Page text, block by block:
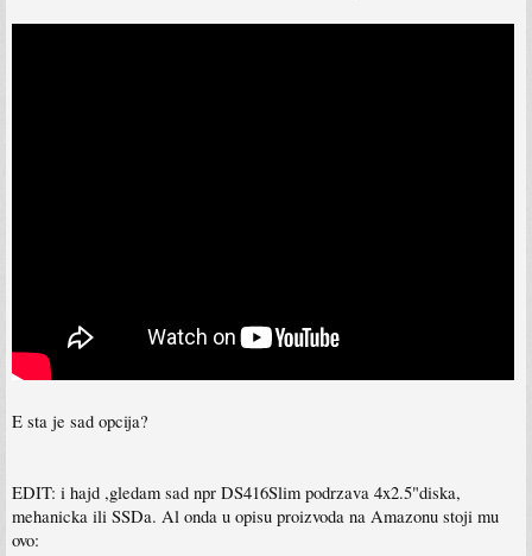
E sta je sad opcija?
EDIT: i hajd ,gledam sad npr DS416Slim podrzava 4x2.5"diska,
mehanicka ili SSDa. Al onda u opisu proizvoda na Amazonu stoji mu
ovo: